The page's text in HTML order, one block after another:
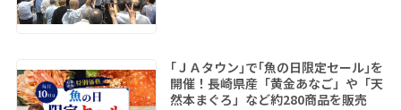
｢ＪＡタウン｣で｢魚の日限定セール｣を
開催！長崎県産「黄金あなご」や「天
然本まぐろ」など約280商品を販売